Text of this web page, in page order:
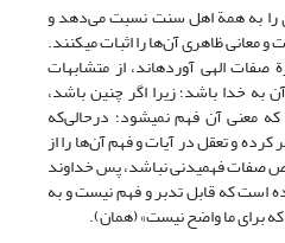
به همة اهل سنت نسبت می‌دهد و
معانی ظاهری آن‌ها را اثبات می‏کنند.
الهی آورده‏اند، از متشابهات
به خدا باشد؛ زیرا اگر چنین باشد،
معنی آن فهم نمی‏شود؛ درحالی‌که
کرده و تعقل در آیات و فهم آن‌ها را از
صفات فهمیدنی نباشد، پس خداوند
است که قابل تدبر و فهم نیست و به
برای ما واضح نیست» (همان).